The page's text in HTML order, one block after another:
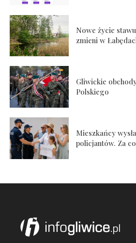
Nowe życie
zmieni w
Gliwickie
Polskiego
Mieszkańcy
policjantów. Za